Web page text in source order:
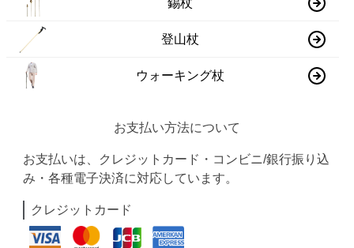
登山杖
ウォーキング杖
お支払い方法について
お支払いは、クレジットカード・コンビニ/銀行振り込
み・各種電子決済に対応しています。
クレジットカード